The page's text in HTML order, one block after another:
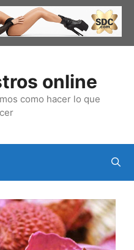
online
como hacer lo que